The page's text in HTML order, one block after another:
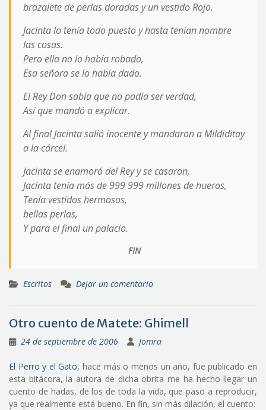
brazalete de perlas doradas y un vestido Rojo.
Jacinta lo tenía todo puesto y hasta tenían nombre
las cosas.
Pero ella no lo había robado,
Esa señora se lo había dado.
El Rey Don sabía que no podía ser verdad,
Así que mandó a explicar.
Al final Jacinta salió inocente y mandaron a Mildiditay
a la cárcel.
Jacinta se enamoró del Rey y se casaron,
Jacinta tenía más de 999 999 millones de hueros,
Tenía vestidos hermosos,
bellas perlas,
Y para el final un palacio.
FIN
Escritos Dejar un comentario
Otro cuento de Matete: Ghimell
24 de septiembre de 2006 Jomra
El Perro y el Gato, hace más o menos un año, fue publicado en
esta bitácora, la autora de dicha obrita me ha hecho llegar un
cuento de hadas, de los de toda la vida, que paso a reproducir,
ya que realmente está bueno. En fin, sin más dilación, el cuento: